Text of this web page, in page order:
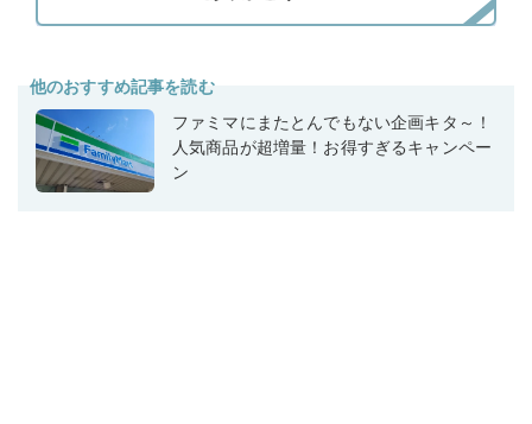
他のおすすめ記事を読む
ファミマにまたとんでもない企画キタ～！
人気商品が超増量！お得すぎるキャンペー
ン